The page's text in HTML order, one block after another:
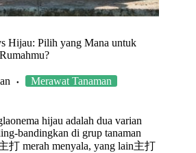
Hijau: Pilih yang Mana untuk
Rumahmu?
Merawat Tanaman
hijau adalah dua varian
bandingkan di grup tanaman
打 merah menyala, yang lain主打